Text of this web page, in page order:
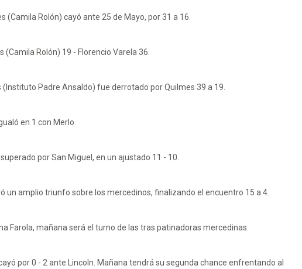
(Camila Rolón) cayó ante 25 de Mayo, por 31 a 16.
Rolón) 19 - Florencio Varela 36.
Padre Ansaldo) fue derrotado por Quilmes 39 a 19.
en 1 con Merlo.
por San Miguel, en un ajustado 11 - 10.
un amplio triunfo sobre los mercedinos, finalizando el encuentro 15 a 4.
Farola, mañana será el turno de las tras patinadoras mercedinas.
por 0 - 2 ante Lincoln. Mañana tendrá su segunda chance enfrentando al